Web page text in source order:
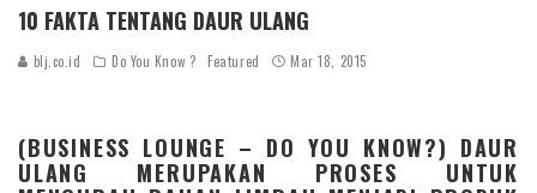
10 FAKTA TENTANG DAUR ULANG
blj.co.id Do You Know ? Featured Mar 18, 2015
(BUSINESS LOUNGE – DO YOU KNOW?) DAUR
ULANG MERUPAKAN PROSES UNTUK